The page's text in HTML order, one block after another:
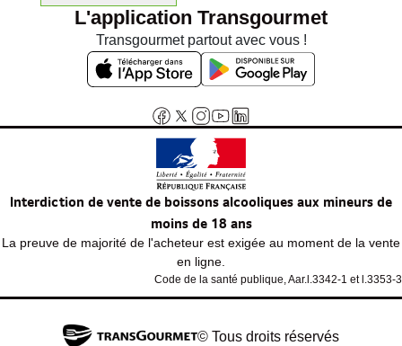
L'application Transgourmet
Transgourmet partout avec vous !
Interdiction de vente de boissons alcooliques aux mineurs de
moins de 18 ans
La preuve de majorité de l'acheteur est exigée au moment de la vente
en ligne.
Code de la santé publique, Aar.l.3342-1 et l.3353-3
© Tous droits réservés